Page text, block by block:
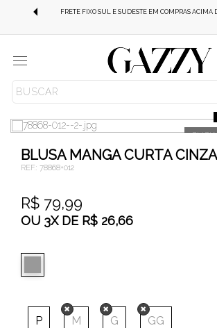
Menu BLUSAS T-SHIRT
BLUSA MANGA CURTA CINZA
REF.: 78868+012
R$ 79,99
OU 3XDE R$ 26,66
P M G GG